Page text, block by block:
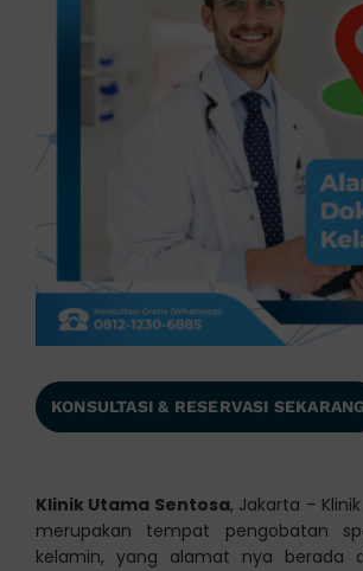
KONSULTASI & RESERVASI SEKARANG
Klinik Utama Sentosa, Jakarta –
merupakan tempat pengobatan
kelamin, yang alamat nya berada